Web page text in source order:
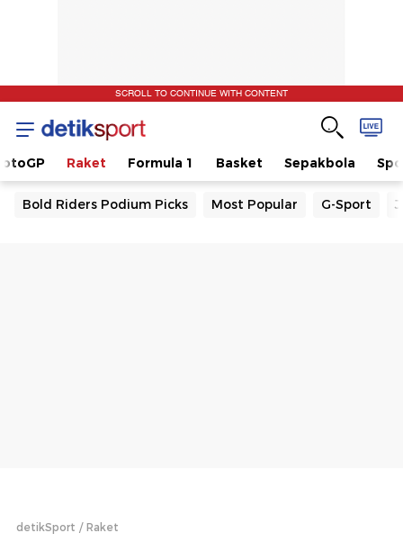
SCROLL TO CONTINUE WITH CONTENT
Raket Formula 1 Basket Sepakbola
Bold Riders Podium Picks Most Popular G-Sport
detikSport Raket